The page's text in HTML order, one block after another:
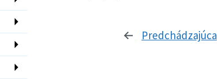
Predchádzajúca